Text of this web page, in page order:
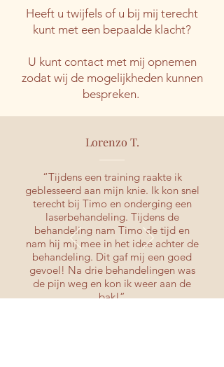
Heeft u twijfels of u bij mij terecht
kunt met een bepaalde klacht?
U kunt contact met mij opnemen
zodat wij de mogelijkheden kunnen
bespreken.
Lorenzo T.
“Tijdens een training raakte ik
geblesseerd aan mijn knie. Ik kon snel
terecht bij Timo en onderging een
laserbehandeling. Tijdens de
behandeling nam Timo de tijd en
nam hij mij mee in het idee achter de
behandeling. Dit gaf mij een goed
gevoel! Na drie behandelingen was
de pijn weg en kon ik weer aan de
bak!”